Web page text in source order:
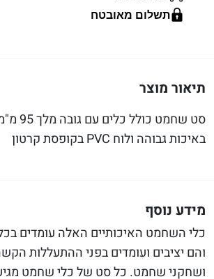
מעוצבים,
PVC
תשלום מאובטח
תיאור מוצר
סט
באיכות גבוהה ולוח PVC בקופסת קרטון
מידע נוסף
כלי השחמט האיכותיים האלה עומדים
והם יציבים ועומדים בפני ההתעללות